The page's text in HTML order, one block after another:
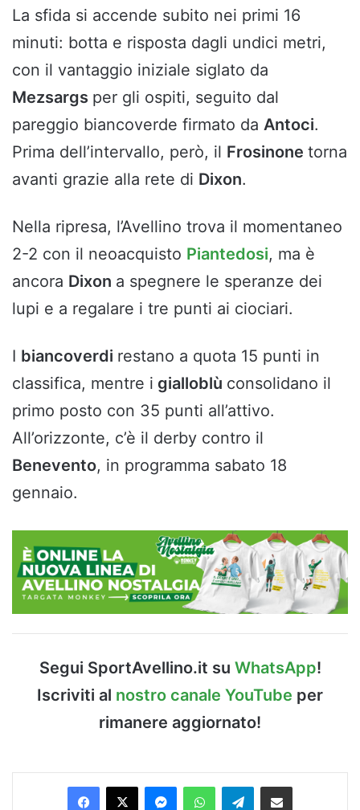
La sfida si accende subito nei primi 16
minuti: botta e risposta dagli undici metri,
con il vantaggio iniziale siglato da
Mezsargs per gli ospiti, seguito dal
pareggio biancoverde firmato da Antoci.
Prima dell’intervallo, però, il Frosinone torna
avanti grazie alla rete di Dixon.
Nella ripresa, l’Avellino trova il momentaneo
2-2 con il neoacquisto Piantedosi, ma è
ancora Dixon a spegnere le speranze dei
lupi e a regalare i tre punti ai ciociari.
I biancoverdi restano a quota 15 punti in
classifica, mentre i gialloblù consolidano il
primo posto con 35 punti all’attivo.
All’orizzonte, c’è il derby contro il
Benevento, in programma sabato 18
gennaio.
Segui SportAvellino.it su WhatsApp!
Iscriviti al nostro canale YouTube per
rimanere aggiornato!
Facebook
X MessengerWhatsAppTelegramCondividi via Email